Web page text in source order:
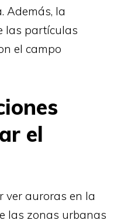
Además, la
las partículas
el campo
el
ver auroras en la
las zonas urbanas